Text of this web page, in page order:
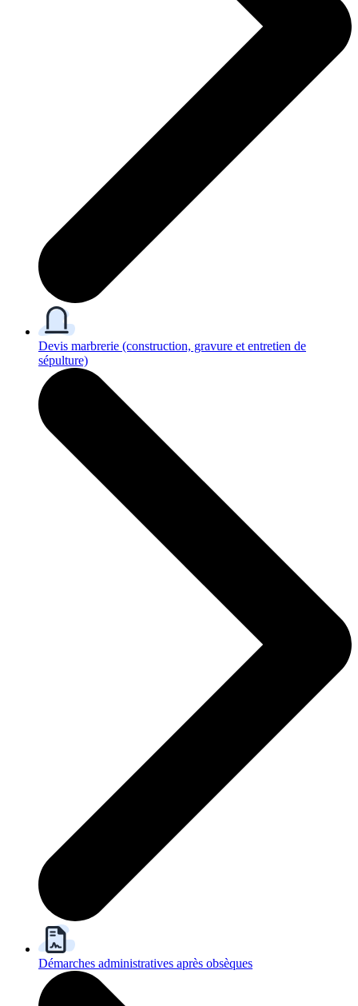
Devis marbrerie (construction, gravure et entretien de
sépulture)
Démarches administratives après obsèques